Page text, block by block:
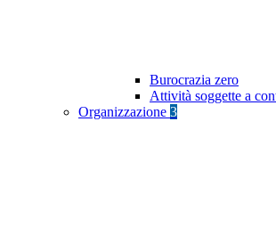
Burocrazia zero
Attività soggette a
Organizzazione 3